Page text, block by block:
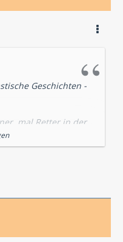
Geschichten -
mal Retter in der
Core, Raw und
damit eine
an den Rand der
inszeniert
wie gruselige
Motiven von